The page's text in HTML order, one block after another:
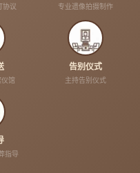
协议 专业遗像拍摄制作
仪馆
告别仪式
主持告别仪式
指导